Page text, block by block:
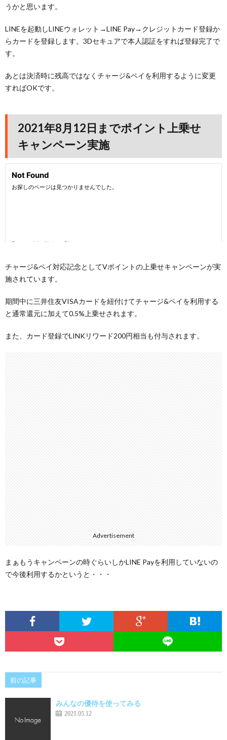
うかと思います。
LINEを起動しLINEウォレット→LINE Pay→クレジットカード登録か
らカードを登録します。3Dセキュアで本人認証をすれば登録完了で
す。
あとは決済時に残高ではなくチャージ&ペイを利用するように変更
すればOKです。
2021年8月12日までポイント上乗せ
キャンペーン実施
チャージ&ペイ対応記念としてVポイントの上乗せキャンペーンが実
施されています。
期間中に三井住友VISAカードを紐付けてチャージ&ペイを利用する
と通常還元に加えて0.5%上乗せされます。
また、カード登録でLINKリワード200円相当も付与されます。
Advertisement
まぁもうキャンペーンの時ぐらいしかLINE Payを利用していないの
で今後利用するかというと・・・
前の記事
みんなの優待を使ってみる
2021.05.12